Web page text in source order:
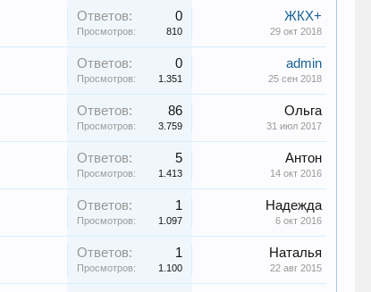
Ответов: 0
Просмотров: 810
ЖКХ+
29 окт 2018
Ответов: 0
Просмотров: 1.351
admin
25 сен 2018
Ответов: 86
Просмотров: 3.759
Ольга
31 июл 2017
Ответов: 5
Просмотров: 1.413
Антон
14 окт 2016
Ответов: 1
Просмотров: 1.097
Надежда
6 окт 2016
Ответов: 1
Просмотров: 1.100
Наталья
22 авг 2015